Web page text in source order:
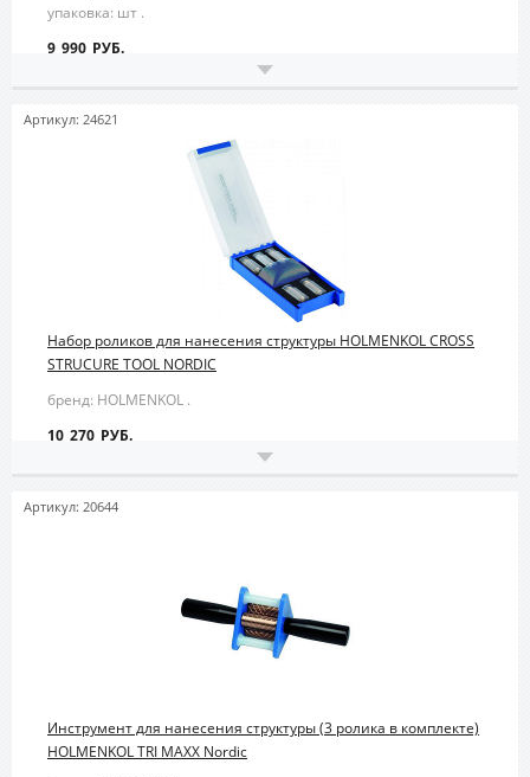
упаковка: шт .
9 990 РУБ.
Артикул: 24621
Набор роликов для нанесения структуры HOLMENKOL CROSS
STRUCURE TOOL NORDIC
бренд: HOLMENKOL .
10 270 РУБ.
Артикул: 20644
Инструмент для нанесения структуры (3 ролика в комплекте)
HOLMENKOL TRI MAXX Nordic